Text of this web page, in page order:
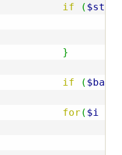
if (
}
if (
for ( $i